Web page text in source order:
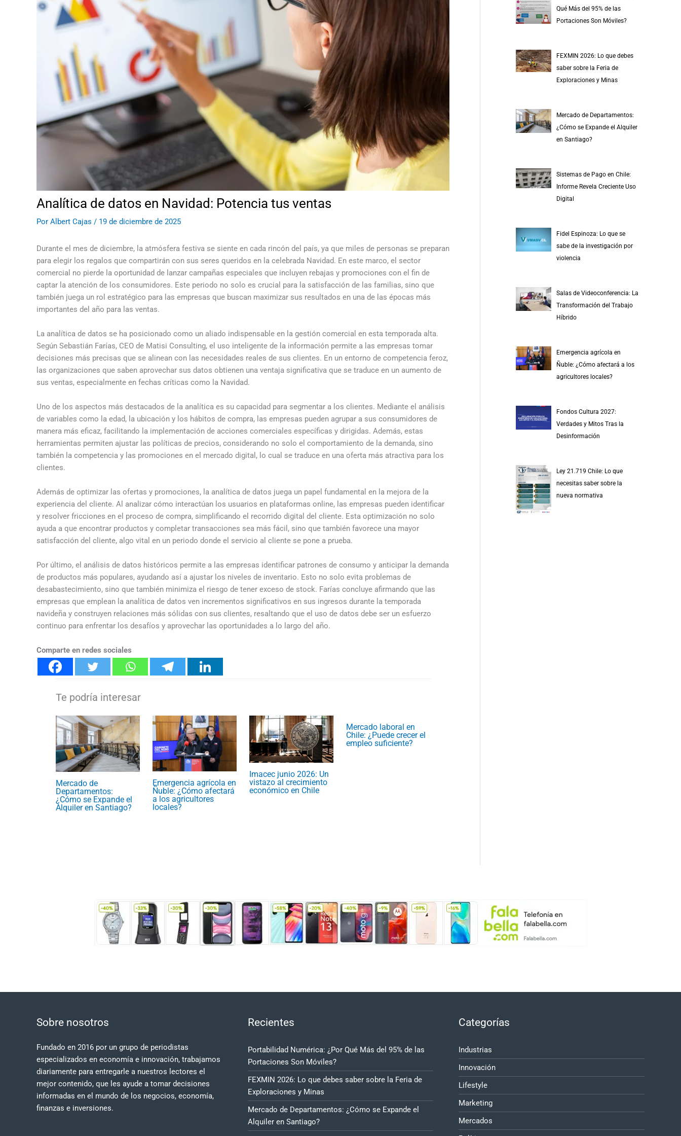
Analítica de datos en Navidad: Potencia tus ventas
Por Albert Cajas / 19 de diciembre de 2025
Durante el mes de diciembre, la atmósfera festiva se siente en cada rincón del país, ya que miles de personas se preparan
para elegir los regalos que compartirán con sus seres queridos en la celebrada Navidad. En este marco, el sector
comercial no pierde la oportunidad de lanzar campañas especiales que incluyen rebajas y promociones con el fin de
captar la atención de los consumidores. Este periodo no solo es crucial para la satisfacción de las familias, sino que
también juega un rol estratégico para las empresas que buscan maximizar sus resultados en una de las épocas más
importantes del año para las ventas.
La analítica de datos se ha posicionado como un aliado indispensable en la gestión comercial en esta temporada alta.
Según Sebastián Farías, CEO de Matisi Consulting, el uso inteligente de la información permite a las empresas tomar
decisiones más precisas que se alinean con las necesidades reales de sus clientes. En un entorno de competencia feroz,
las organizaciones que saben aprovechar sus datos obtienen una ventaja significativa que se traduce en un aumento de
sus ventas, especialmente en fechas críticas como la Navidad.
Uno de los aspectos más destacados de la analítica es su capacidad para segmentar a los clientes. Mediante el análisis
de variables como la edad, la ubicación y los hábitos de compra, las empresas pueden agrupar a sus consumidores de
manera más eficaz, facilitando la implementación de acciones comerciales específicas y dirigidas. Además, estas
herramientas permiten ajustar las políticas de precios, considerando no solo el comportamiento de la demanda, sino
también la competencia y las promociones en el mercado digital, lo cual se traduce en una oferta más atractiva para los
clientes.
Además de optimizar las ofertas y promociones, la analítica de datos juega un papel fundamental en la mejora de la
experiencia del cliente. Al analizar cómo interactúan los usuarios en plataformas online, las empresas pueden identificar
y resolver fricciones en el proceso de compra, simplificando el recorrido digital del cliente. Esta optimización no solo
ayuda a que encontrar productos y completar transacciones sea más fácil, sino que también favorece una mayor
satisfacción del cliente, algo vital en un periodo donde el servicio al cliente se pone a prueba.
Por último, el análisis de datos históricos permite a las empresas identificar patrones de consumo y anticipar la demanda
de productos más populares, ayudando así a ajustar los niveles de inventario. Esto no solo evita problemas de
desabastecimiento, sino que también minimiza el riesgo de tener exceso de stock. Farías concluye afirmando que las
empresas que emplean la analítica de datos ven incrementos significativos en sus ingresos durante la temporada
navideña y construyen relaciones más sólidas con sus clientes, resaltando que el uso de datos debe ser un esfuerzo
continuo para enfrentar los desafíos y aprovechar las oportunidades a lo largo del año.
Comparte en redes sociales
Mercado de
Departamentos:
¿Cómo se Expande el
Alquiler en Santiago?
Emergencia agrícola en
Ñuble: ¿Cómo afectará
a los agricultores
locales?
Imacec junio 2026: Un
vistazo al crecimiento
económico en Chile
Mercado laboral en
Chile: ¿Puede crecer el
empleo suficiente?
Qué Más del 95% de las
Portaciones Son Móviles?
FEXMIN 2026: Lo que debes
saber sobre la Feria de
Exploraciones y Minas
Mercado de Departamentos:
¿Cómo se Expande el Alquiler
en Santiago?
Sistemas de Pago en Chile:
Informe Revela Creciente Uso
Digital
Fidel Espinoza: Lo que se
sabe de la investigación por
violencia
Salas de Videoconferencia: La
Transformación del Trabajo
Híbrido
Emergencia agrícola en
Ñuble: ¿Cómo afectará a los
agricultores locales?
Fondos Cultura 2027:
Verdades y Mitos Tras la
Desinformación
Ley 21.719 Chile: Lo que
necesitas saber sobre la
nueva normativa
Sobre nosotros
Fundado en 2016 por un grupo de periodistas
especializados en economía e innovación, trabajamos
diariamente para entregarle a nuestros lectores el
mejor contenido, que les ayude a tomar decisiones
informadas en el mundo de los negocios, economía,
finanzas e inversiones.
Recientes
Portabilidad Numérica: ¿Por Qué Más del 95% de las
Portaciones Son Móviles?
FEXMIN 2026: Lo que debes saber sobre la Feria de
Exploraciones y Minas
Mercado de Departamentos: ¿Cómo se Expande el
Alquiler en Santiago?
Categorías
Industrias
Innovación
Lifestyle
Marketing
Mercados